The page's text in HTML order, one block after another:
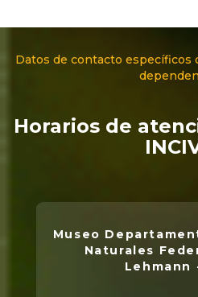
Datos de contacto específicos
Horarios de
Museo
Naturales
Lehmann